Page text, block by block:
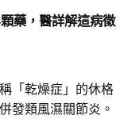
藥，醫詳解這病徵
「乾燥症」的休格
發類風濕關節炎。